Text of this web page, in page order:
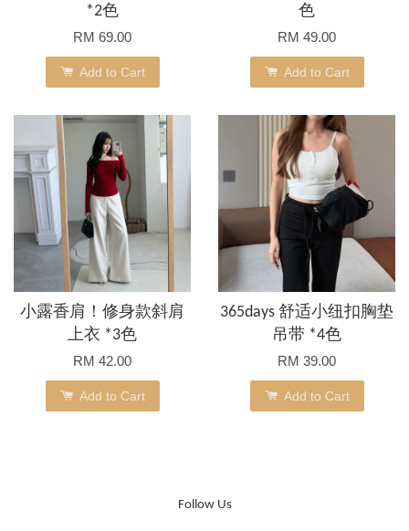
*2色
RM 69.00
Add to Cart
色
RM 49.00
Add to Cart
小露香肩！修身款斜肩
上衣 *3色
RM 42.00
Add to Cart
365days 舒适小纽扣胸垫
吊带 *4色
RM 39.00
Add to Cart
Follow Us